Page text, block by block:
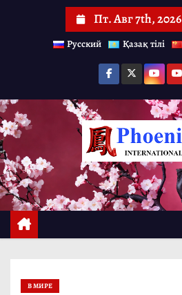
й
т
и
к
с
о
Пт. Авг 7th, 2026
Русский
Қазақ тілі
В МИРЕ